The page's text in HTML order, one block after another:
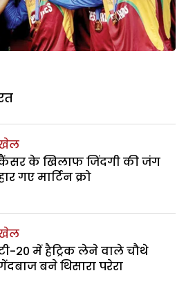
के खिलाफ जिंदगी की जंग
गए मार्टिन क्रो
20 में हैट्रिक लेने वाले चौथे
बने थिसारा परेरा